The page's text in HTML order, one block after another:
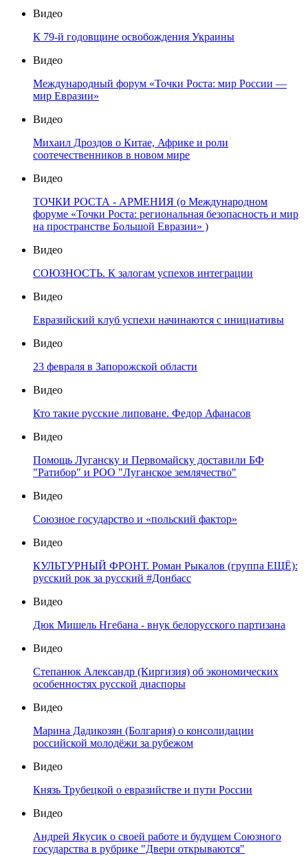
Видео
К 79-й годовщине освобождения Украины
Видео
Международный форум «Точки Роста: мир России —
мир Евразии»
Видео
Михаил Дроздов о Китае, Африке и роли
соотечественников в новом мире
Видео
ТОЧКИ РОСТА - АРМЕНИЯ (о Международном
форуме «Точки Роста: региональная безопасность и мир
на пространстве Большой Евразии» )
Видео
СОЮЗНОСТЬ. К залогам успехов интеграции
Видео
Евразийский клуб успехи начинаются с инициативы
Видео
23 февраля в Запорожской области
Видео
Кто такие русские липоване. Федор Афанасов
Видео
Помощь Луганску и Первомайску доставили БФ
"Ратибор" и РОО "Луганское землячество"
Видео
Союзное государство и «польский фактор»
Видео
КУЛЬТУРНЫЙ ФРОНТ. Роман Рыкалов (группа ЕЩЁ):
русский рок за русский #Донбасс
Видео
Дюк Мишель Нгебана - внук белорусского партизана
Видео
Степанюк Александр (Киргизия) об экономических
особенностях русской диаспоры
Видео
Марина Дадикозян (Болгария) о консолидации
российской молодёжи за рубежом
Видео
Князь Трубецкой о евразийстве и пути России
Видео
Андрей Якусик о своей работе и будущем Союзного
государства в рубрике "Двери открываются"